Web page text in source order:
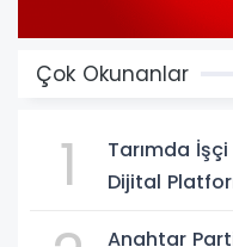
Çok Okunanlar
1
Tarımda
Dijital
Anahtar